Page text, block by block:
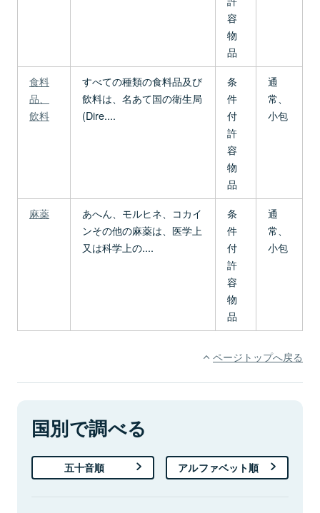
容
物
品
食料
品、
飲料
すべての種類の食料品及び
飲料は、名あて国の衛生局
(Dire....
条
件
付
許
容
物
品
通
常、
小包
麻薬
あへん、モルヒネ、コカイ
ンその他の麻薬は、医学上
又は科学上の....
条
件
付
許
容
物
品
通
常、
小包
ページトップへ戻る
国別で調べる
五十音順 アルファベット順